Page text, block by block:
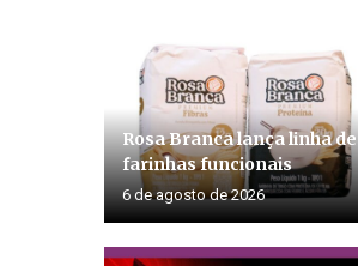
Rosa Branca lança linha de
farinhas funcionais
6 de agosto de 2026